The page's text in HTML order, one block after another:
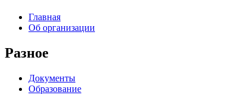
Главная
Об организации
Разное
Документы
Образование